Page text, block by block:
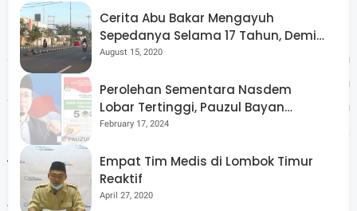
beras untuk tradisi kenduri/begawe.
Sedangkan kontingen dari Kecamatan Bayan
menampilkan Pranata Adat Sorong Serah Tampah
Wirang yang menandakan adanya laki-laki dan
perempuan yang telah beranjak dewasa pada
jenjang perkawinan.
Acara tersebut, diselingi dengan penembang yang
Cerita Abu Bakar Mengayuh
Sepedanya Selama 17 Tahun, Demi
Menggelorakan Kemerdekaan
August 15, 2020
Perolehan Sementara Nasdem
Lobar Tertinggi, Pauzul Bayan
Berpeluang “Rebut” Kursi Dapil 3
February 17, 2024
Empat Tim Medis di Lombok Timur
Reaktif
April 27, 2020